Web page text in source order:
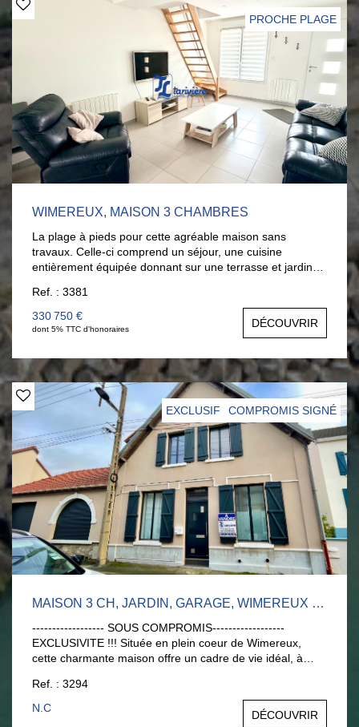
rangement et sous-sol complet. Pour les visites, contactez
Nathalie Briançon au 06.11.25.70.67.
PROCHE PLAGE
WIMEREUX, MAISON 3 CHAMBRES
La plage à pieds pour cette agréable maison sans
travaux. Celle-ci comprend un séjour, une cuisine
entièrement équipée donnant sur une terrasse et jardin
chambres. A l'extérieur, vous profiterez d'un jardin très
agréable avec un abri de jardin. Un bien vendu meublé,
idéal pour une résidence secondaire ou un
dès maintenant pour plus d'informations ou pour
organiser une visite AGENCE LARIVIERE Wimereux :
03.21.32.42.67.
Ref. : 3381
330 750 €
dont 5% TTC d'honoraires DÉCOUVRIR
EXCLUSIF COMPROMIS SIGNÉ
MAISON 3 CH, JARDIN, GARAGE, WIMEREUX CENTRE
------------------ SOUS COMPROMIS------------------
EXCLUSIVITE !!! Située en plein coeur de Wimereux,
cette charmante maison offre un cadre de vie idéal, à
se compose au rez-de-chaussée : - d'une entrée avec
placard, - d'un WC indépendant, - d'une cuisine équipée
ouverte, - d'un séjour lumineux avec accès direct à la
Ref. : 3294
N.C
DÉCOUVRIR